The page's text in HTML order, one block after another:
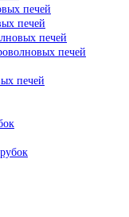
печей
печей
печей
печей
печей